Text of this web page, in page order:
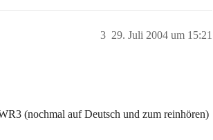
29. Juli 2004 um 15:21
3
(nochmal auf Deutsch und zum reinhören)